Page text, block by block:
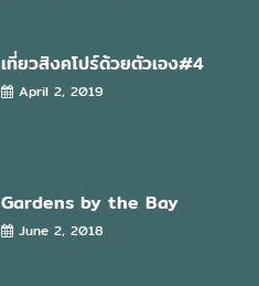
เที่ยวสิงคโปร์ด้วยตัวเอง#4
April 2, 2019
Gardens by the Bay
June 2, 2018